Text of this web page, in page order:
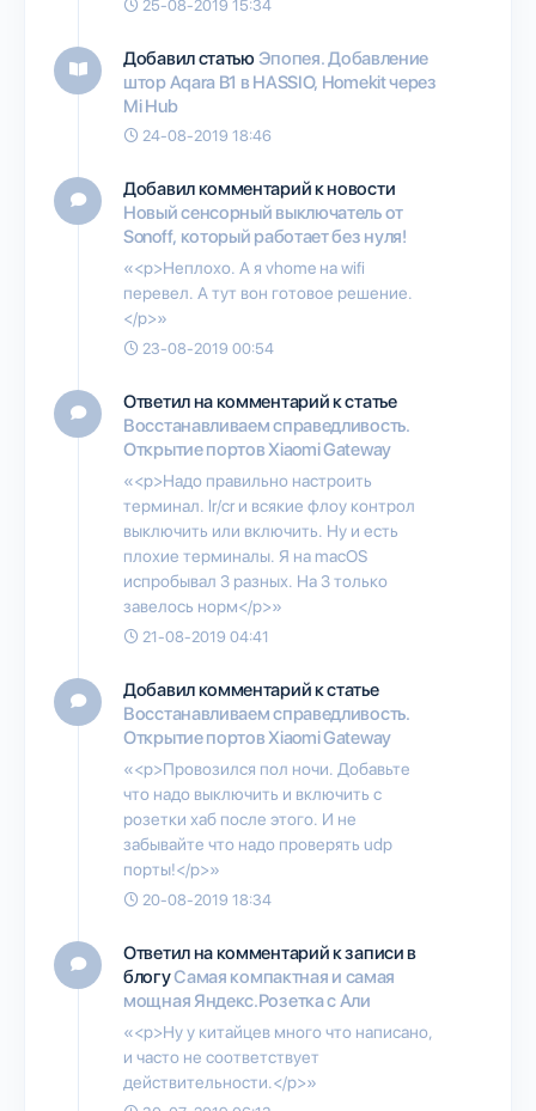
25-08-2019 15:34
Добавил статью Эпопея. Добавление
штор Aqara B1 в HASSIO, Homekit через
Mi Hub
24-08-2019 18:46
Добавил комментарий к новости
Новый сенсорный выключатель от
Sonoff, который работает без нуля!
«<p>Неплохо. А я vhome на wifi
перевел. А тут вон готовое решение.
</p>»
23-08-2019 00:54
Ответил на комментарий к статье
Восстанавливаем справедливость.
Открытие портов Xiaomi Gateway
«<p>Надо правильно настроить
терминал. lr/cr и всякие флоу контрол
выключить или включить. Ну и есть
плохие терминалы. Я на macOS
испробывал 3 разных. На 3 только
завелось норм</p>»
21-08-2019 04:41
Добавил комментарий к статье
Восстанавливаем справедливость.
Открытие портов Xiaomi Gateway
«<p>Провозился пол ночи. Добавьте
что надо выключить и включить с
розетки хаб после этого. И не
забывайте что надо проверять udp
порты!</p>»
20-08-2019 18:34
Ответил на комментарий к записи в
блогуСамая компактная и самая
мощная Яндекс.Розетка с Али
«<p>Ну у китайцев много что написано,
и часто не соответствует
действительности.</p>»